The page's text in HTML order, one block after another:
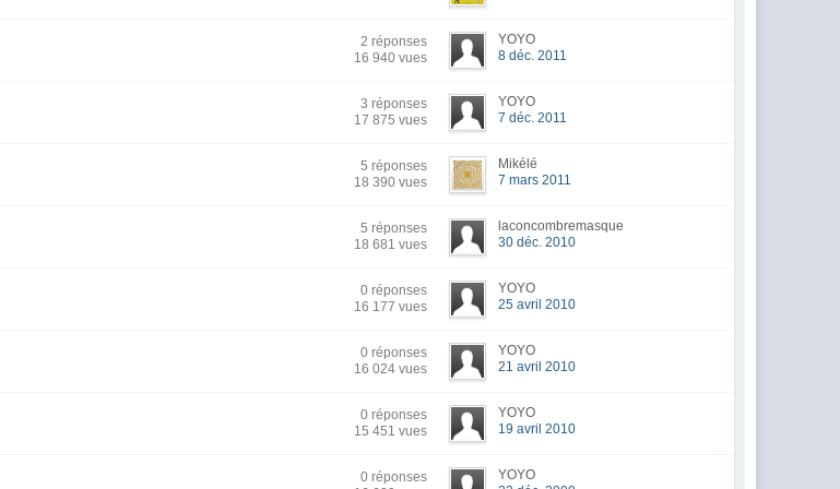
2 réponses
16 940 vues
YOYO
8 déc. 2011
3 réponses
17 875 vues
YOYO
7 déc. 2011
5 réponses
18 390 vues
Mikélé
7 mars 2011
5 réponses
18 681 vues
laconcombremasque
30 déc. 2010
0 réponses
16 177 vues
YOYO
25 avril 2010
0 réponses
16 024 vues
YOYO
21 avril 2010
0 réponses
15 451 vues
YOYO
19 avril 2010
0 réponses
YOYO